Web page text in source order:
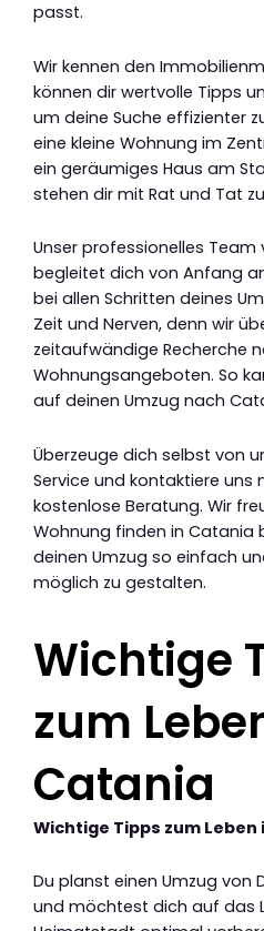
passt.
Wir kennen den
können dir wertvolle Tipps
um deine Suche effizienter
eine kleine Wohnung im
ein geräumiges Haus am
stehen dir mit Rat und Tat
Unser professionelles Team
begleitet dich von Anfang
bei allen Schritten deines
Zeit und Nerven, denn wir
zeitaufwändige Recherche
Wohnungsangeboten. So
auf deinen Umzug nach
Überzeuge dich selbst von
Service und kontaktiere uns
kostenlose Beratung. Wir
Wohnung finden in Catania
deinen Umzug so einfach
möglich zu gestalten.
Wichtige
zum
Catania
Wichtige Tipps zum Leben
Du planst einen Umzug von
und möchtest dich auf das